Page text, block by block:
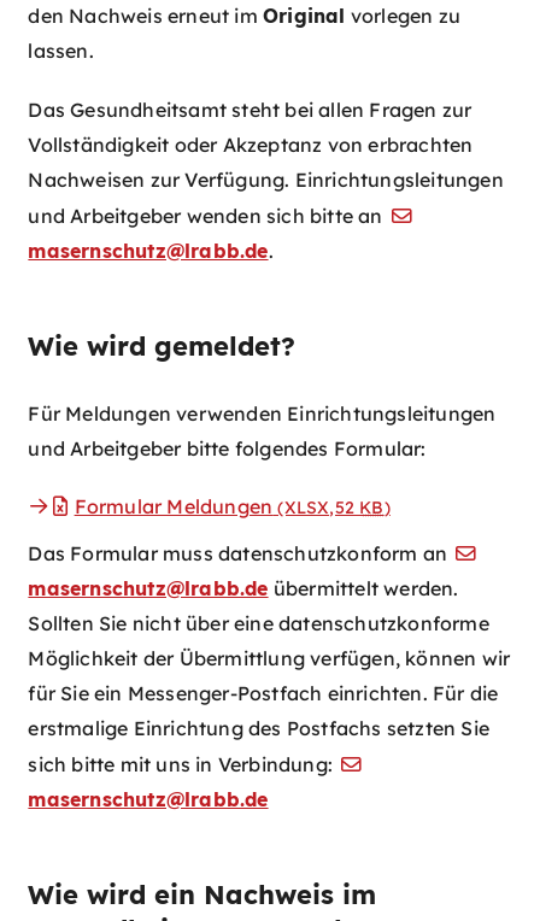
den Nachweis erneut im Original vorlegen zu
lassen.
Das Gesundheitsamt steht bei allen Fragen zur
Vollständigkeit oder Akzeptanz von erbrachten
Nachweisen zur Verfügung. Einrichtungsleitungen
und Arbeitgeber wenden sich bitte an
masernschutz@lrabb.de.
Wie wird gemeldet?
Für Meldungen verwenden Einrichtungsleitungen
und Arbeitgeber bitte folgendes Formular:
Formular Meldungen (XLSX,52 KB)
Das Formular muss datenschutzkonform an
masernschutz@lrabb.de übermittelt werden.
Sollten Sie nicht über eine datenschutzkonforme
Möglichkeit der Übermittlung verfügen, können wir
für Sie ein Messenger-Postfach einrichten. Für die
erstmalige Einrichtung des Postfachs setzten Sie
sich bitte mit uns in Verbindung:
masernschutz@lrabb.de
Wie wird ein Nachweis im